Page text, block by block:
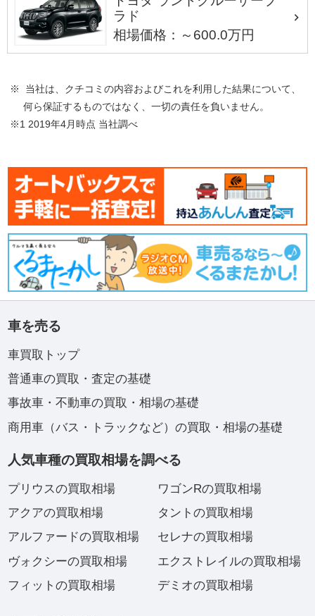
ラド
相場価格：～600.0万円
※ 当社は、クチコミの内容およびこれを利用した結果について、
何ら保証するものではなく、一切の責任を負いません。
※1 2019年4月時点 当社調べ
車を売る
車買取トップ
普通車の買取・査定の基礎
事故車・不動車の買取・相場の基礎
商用車（バス・トラックなど）の買取・相場の基礎
人気車種の買取相場を調べる
プリウスの買取相場
アクアの買取相場
アルファードの買取相場
ヴォクシーの買取相場
フィットの買取相場
ワゴンRの買取相場
タントの買取相場
セレナの買取相場
エクストレイルの買取相場
デミオの買取相場